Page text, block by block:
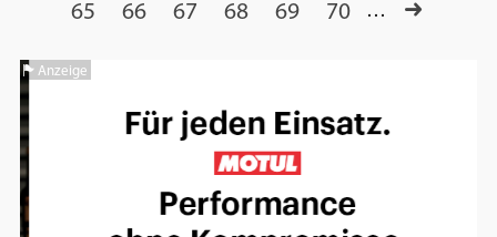
65
66 67 68 69 70 …
Anzeige